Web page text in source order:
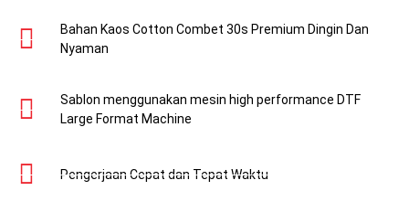
Bahan Kaos Cotton Combet 30s Premium Dingin Dan
Nyaman
Sablon menggunakan mesin high performance DTF
Large Format Machine
Pengerjaan Cepat dan Tepat Waktu